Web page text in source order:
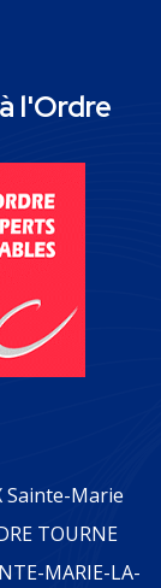
l'Ordre
Sainte-Marie
TOURNE
MARIE-LA-